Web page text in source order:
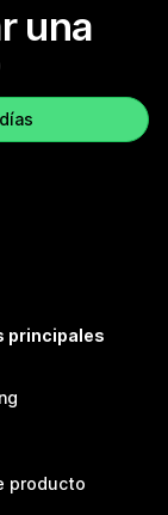
una
principales
producto